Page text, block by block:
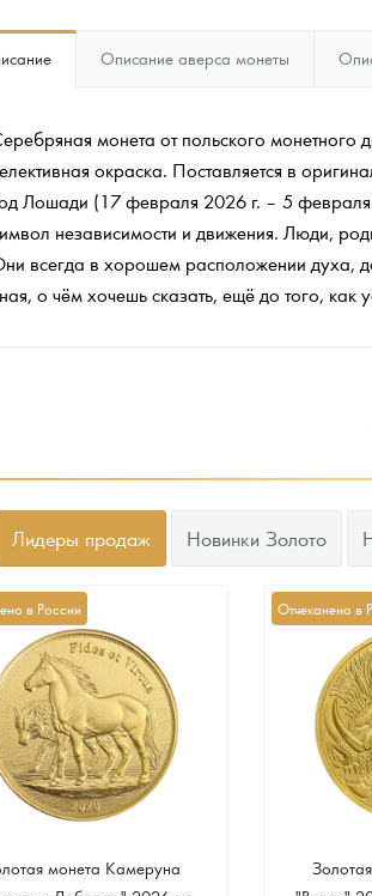
по нумизматике
Описание аверса монеты
монета от польского
окраска. Поставляется в
Лошади (17 февраля 2026 г. – 5
независимости и движения. Люди,
всегда в хорошем расположении духа,
о чём хочешь сказать, ещё до того, как
Лидеры продаж Новинки Золото
в России
монета Камеруна
Отчеканено в